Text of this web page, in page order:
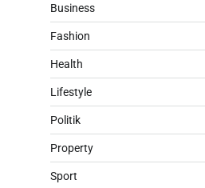
Business
Fashion
Health
Lifestyle
Politik
Property
Sport